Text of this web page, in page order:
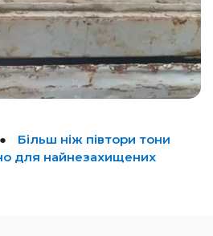
●
Більш ніж півтори тони
для найнезахищених